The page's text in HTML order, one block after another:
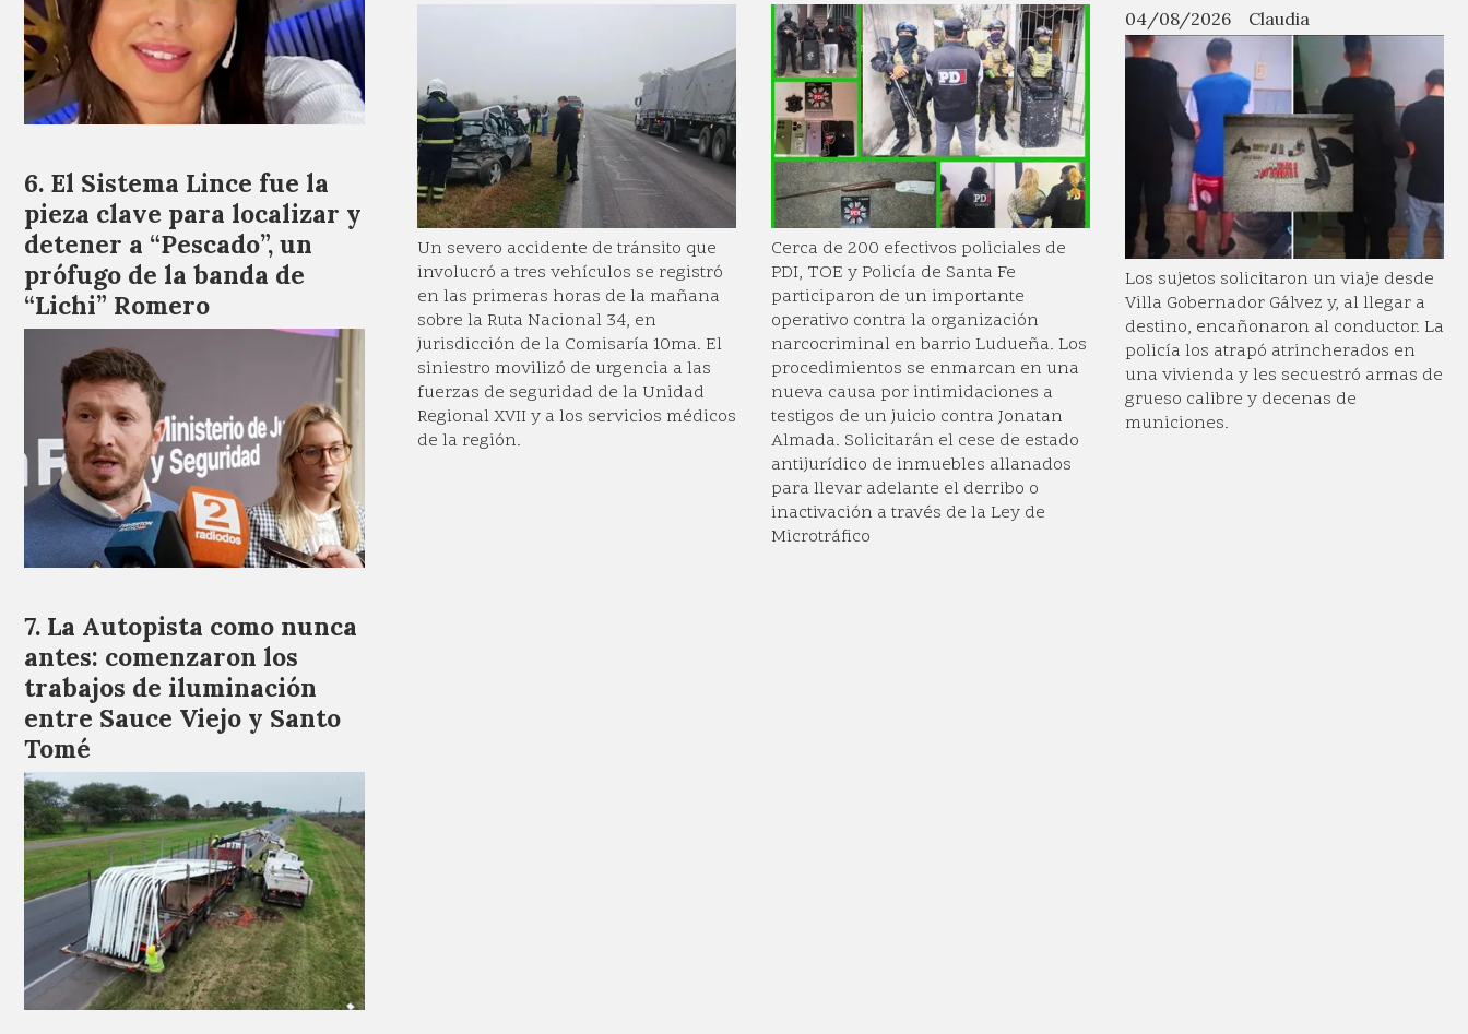
Un severo accidente de tránsito que
involucró a tres vehículos se registró
en las primeras horas de la mañana
sobre la Ruta Nacional 34, en
jurisdicción de la Comisaría 10ma. El
siniestro movilizó de urgencia a las
fuerzas de seguridad de la Unidad
Regional XVII y a los servicios médicos
de la región.
Cerca de 200 efectivos policiales de
PDI, TOE y Policía de Santa Fe
participaron de un importante
operativo contra la organización
narcocriminal en barrio Ludueña. Los
procedimientos se enmarcan en una
nueva causa por intimidaciones a
testigos de un juicio contra Jonatan
Almada. Solicitarán el cese de estado
antijurídico de inmuebles allanados
para llevar adelante el derribo o
inactivación a través de la Ley de
Microtráfico
Claudia
04/08/2026
Los sujetos solicitaron un viaje desde
Villa Gobernador Gálvez y, al llegar a
destino, encañonaron al conductor. La
policía los atrapó atrincherados en
una vivienda y les secuestró armas de
grueso calibre y decenas de
municiones.
El Sistema Lince fue la
pieza clave para localizar y
detener a “Pescado”, un
prófugo de la banda de
“Lichi” Romero
La Autopista como nunca
antes: comenzaron los
trabajos de iluminación
entre Sauce Viejo y Santo
Tomé